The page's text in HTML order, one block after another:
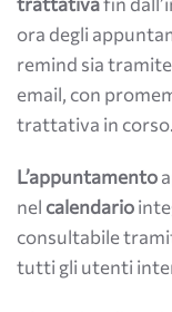
ora degli
remind sia
email, con
trattativa in corso.
L’appuntamento
nel calendario
consultabile
tutti gli utenti